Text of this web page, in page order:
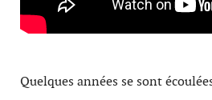
Quelques années se sont